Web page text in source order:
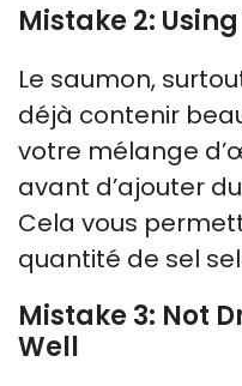
Mistake 2:
Le saumon,
déjà contenir
votre mélange
avant d’ajouter
Cela vous
quantité de sel
Mistake 3: Not
Well